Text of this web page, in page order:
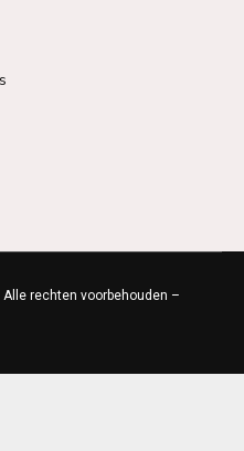
rechten voorbehouden –